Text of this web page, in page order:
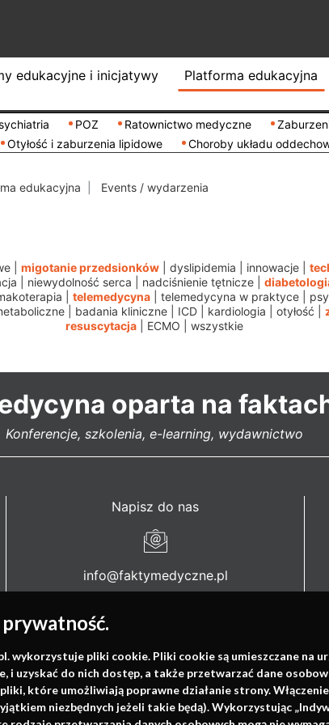
pliki cookie. Pliki cookie są umieszczane na
i uzyskać do nich dostęp, a także przetwarzać dane
które umożliwiają poprawne działanie strony.
niezbędnych jeżeli takie będą). Wykorzystując
edukacyjne i inicjatywy Platforma edukacyjna
POZ Ratownictwo medyczne
Otyłość i zaburzenia lipidowe Choroby układu
edukacyjna Events / wydarzenia
migotanie przedsionków dyslipidemia innowacje
niewydolność serca nadciśnienie tętnicze|
telemedycyna telemedycyna w praktyce
| badania kliniczne| ICD| kardiologia otyłość
resuscytacja
ECMO wszystkie
oparta na
Konferencje, szkolenia, e-learning, wydawnictwo
Napisz do nas
info@faktymedyczne.pl
Redakcja medyczna:
ul. Wolności 338b
41-800 Zabrze